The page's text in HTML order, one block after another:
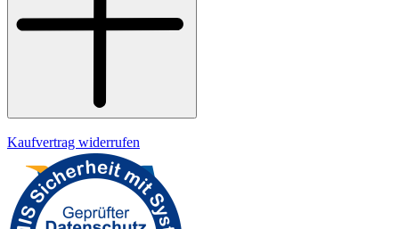
Kaufvertrag widerrufen